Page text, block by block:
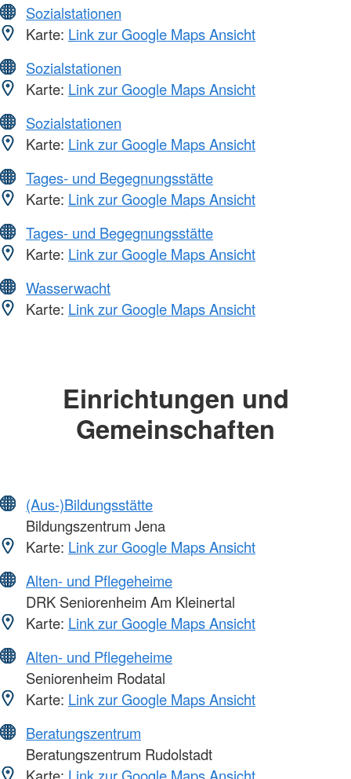
Sozialstationen
Karte: Link zur Google Maps Ansicht
Sozialstationen
Karte: Link zur Google Maps Ansicht
Sozialstationen
Karte: Link zur Google Maps Ansicht
Tages- und Begegnungsstätte
Karte: Link zur Google Maps Ansicht
Tages- und Begegnungsstätte
Karte: Link zur Google Maps Ansicht
Wasserwacht
Karte: Link zur Google Maps Ansicht
Einrichtungen und
Gemeinschaften
(Aus-)Bildungsstätte
Bildungszentrum Jena
Karte: Link zur Google Maps Ansicht
Alten- und Pflegeheime
DRK Seniorenheim Am Kleinertal
Karte: Link zur Google Maps Ansicht
Alten- und Pflegeheime
Seniorenheim Rodatal
Karte: Link zur Google Maps Ansicht
Beratungszentrum
Beratungszentrum Rudolstadt